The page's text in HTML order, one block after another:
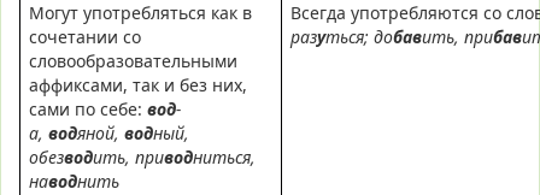
Могут употребляться как в
сочетании со
словообразовательными
аффиксами, так и без них,
сами по себе: вод-
а, водяной, водный,
обезводить, приводниться,
наводнить
Всегда употребляются со
разуться; добавить, прибав